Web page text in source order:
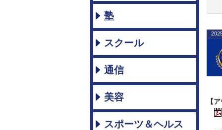
塾
スクール
通信
美容
スポーツ＆ヘルス
【